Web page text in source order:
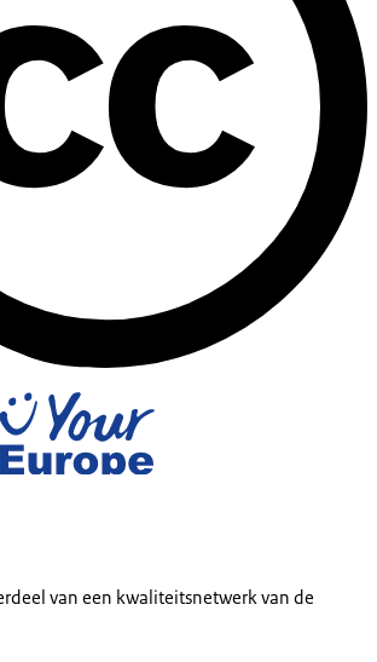
van een kwaliteitsnetwerk van de